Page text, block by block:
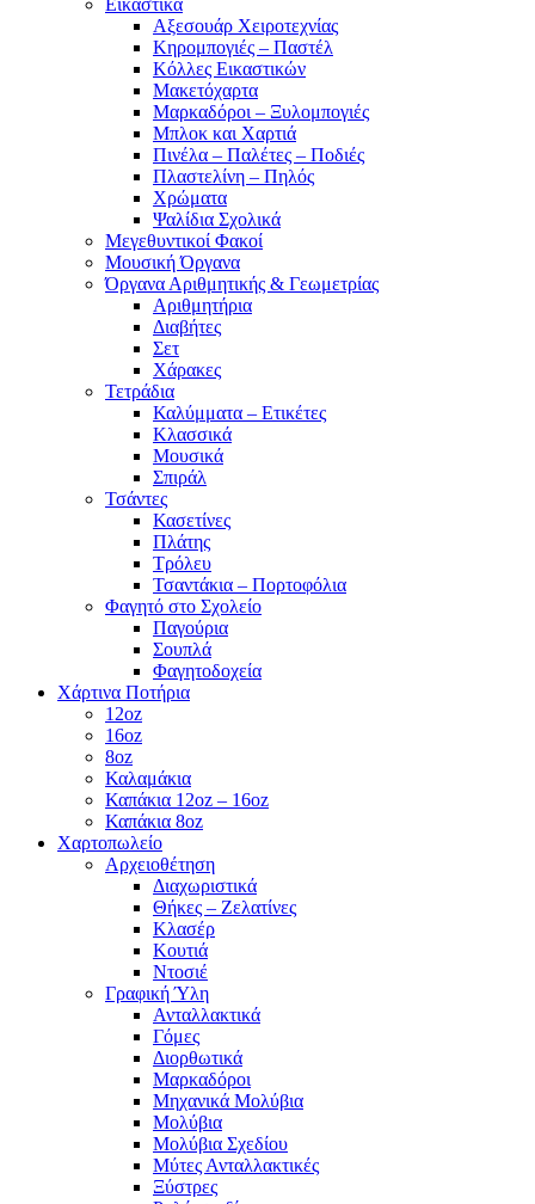
Αξεσουάρ Χειροτεχνίας
Κηρομπογιές – Παστέλ
Κόλλες Εικαστικών
Μακετόχαρτα
Μαρκαδόροι – Ξυλομπογιές
Μπλοκ και Χαρτιά
Πινέλα – Παλέτες – Ποδιές
Πλαστελίνη – Πηλός
Χρώματα
Ψαλίδια Σχολικά
Μεγεθυντικοί Φακοί
Μουσική Όργανα
Όργανα Αριθμητικής & Γεωμετρίας
Αριθμητήρια
Διαβήτες
Σετ
Χάρακες
Τετράδια
Καλύμματα – Ετικέτες
Κλασσικά
Μουσικά
Σπιράλ
Τσάντες
Κασετίνες
Πλάτης
Τρόλευ
Τσαντάκια – Πορτοφόλια
Φαγητό στο Σχολείο
Παγούρια
Σουπλά
Φαγητοδοχεία
Χάρτινα Ποτήρια
12oz
16oz
8oz
Καλαμάκια
Καπάκια 12oz – 16oz
Καπάκια 8oz
Χαρτοπωλείο
Αρχειοθέτηση
Διαχωριστικά
Θήκες – Ζελατίνες
Κλασέρ
Κουτιά
Ντοσιέ
Γραφική Ύλη
Ανταλλακτικά
Γόμες
Διορθωτικά
Μαρκαδόροι
Μηχανικά Μολύβια
Μολύβια
Μολύβια Σχεδίου
Μύτες Ανταλλακτικές
Ξύστρες